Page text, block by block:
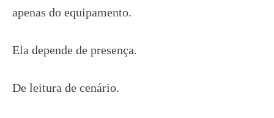
apenas do equipamento.
Ela depende de presença.
De leitura de cenário.